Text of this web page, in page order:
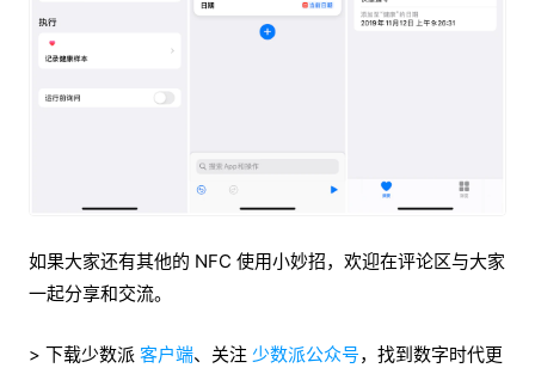
如果大家还有其他的 NFC 使用小妙招，欢迎在评论区与大家
一起分享和交流。
> 下载少数派 客户端、关注 少数派公众号，找到数字时代更